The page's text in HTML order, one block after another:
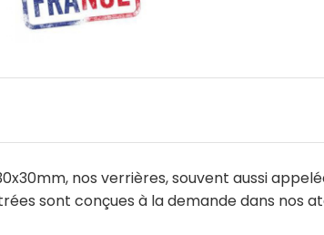
nos verrières, souvent aussi
sont conçues à la demande dans nos